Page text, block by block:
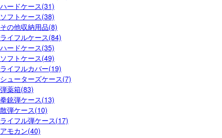
ハードケース(31)
ソフトケース(38)
その他収納用品(8)
ライフルケース(84)
ハードケース(35)
ソフトケース(49)
ライフルカバー(19)
シューターズケース(7)
弾薬箱(83)
拳銃弾ケース(13)
散弾ケース(10)
ライフル弾ケース(17)
アモカン(40)